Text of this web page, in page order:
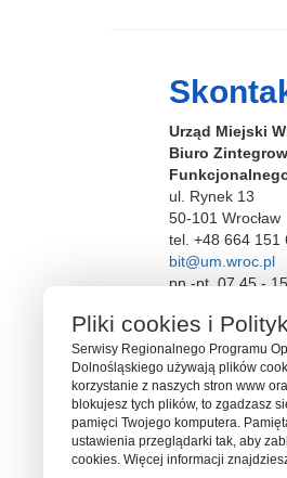
Urząd Miejski
Biuro
ul. Rynek 13
50-101 Wrocław
tel. +48 664 151
bit@um.wroc.pl
pn.-pt. 07.45 -
Pliki cookies i
Serwisy Regionalnego Programu
Dolnośląskiego używają plików
korzystanie z naszych stron www
blokujesz tych plików, to zgadzasz
pamięci Twojego komputera.
ustawienia przeglądarki tak, aby
cookies. Więcej informacji